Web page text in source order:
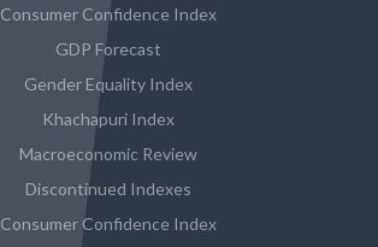
Consumer Confidence Index
GDP Forecast
Gender Equality Index
Khachapuri Index
Macroeconomic Review
Discontinued Indexes
Consumer Confidence Index